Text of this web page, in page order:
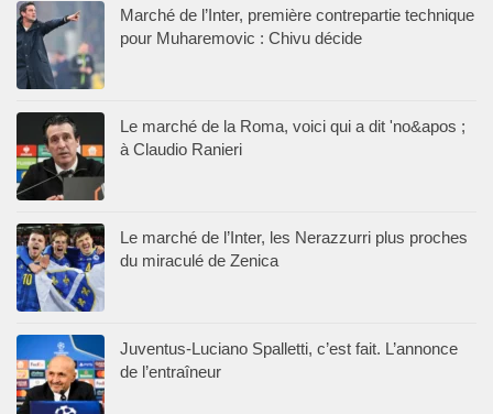
Marché de l’Inter, première contrepartie technique
pour Muharemovic : Chivu décide
Le marché de la Roma, voici qui a dit 'no&apos ;
à Claudio Ranieri
Le marché de l’Inter, les Nerazzurri plus proches
du miraculé de Zenica
Juventus-Luciano Spalletti, c’est fait. L’annonce
de l’entraîneur